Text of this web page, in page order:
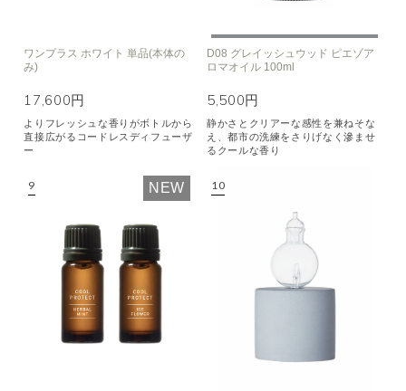
ワンプラス ホワイト 単品(本体の
み)
17,600円
よりフレッシュな香りがボトルから
直接広がるコードレスディフューザ
ー
D08 グレイッシュウッド ピエゾア
ロマオイル 100ml
5,500円
静かさとクリアーな感性を兼ねそな
え、都市の洗練をさりげなく滲ませ
るクールな香り
NEW